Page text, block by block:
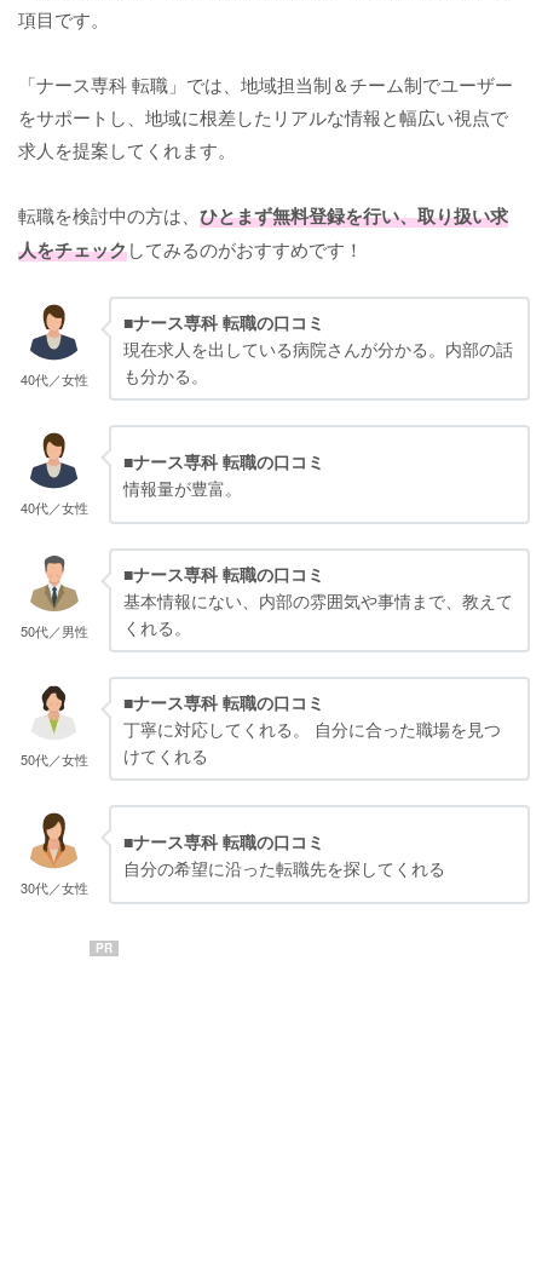
項目です。
「ナース専科 転職」では、地域担当制＆チーム制でユーザー
をサポートし、地域に根差したリアルな情報と幅広い視点で
求人を提案してくれます。
転職を検討中の方は、 ひとまず無料登録を行い、取り扱い求
人をチェックしてみるのがおすすめです！
40代／女性
■ナース専科 転職の口コミ
現在求人を出している病院さんが分かる。内部の話
も分かる。
40代／女性
■ナース専科 転職の口コミ
情報量が豊富。
50代／男性
■ナース専科 転職の口コミ
基本情報にない、内部の雰囲気や事情まで、教えて
くれる。
50代／女性
■ナース専科 転職の口コミ
丁寧に対応してくれる。 自分に合った職場を見つ
けてくれる
30代／女性
■ナース専科 転職の口コミ
自分の希望に沿った転職先を探してくれる
PR